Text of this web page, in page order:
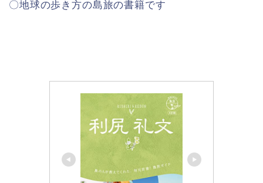
〇地球の歩き方の島旅の書籍です